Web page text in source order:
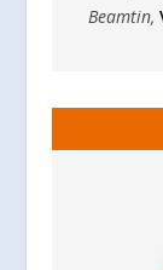
Beamtin,